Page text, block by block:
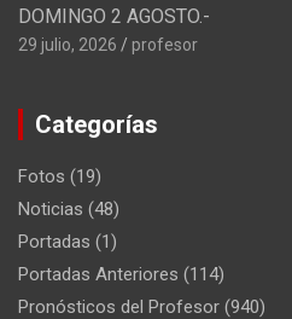
DOMINGO 2 AGOSTO.-
29 julio, 2026 profesor
Categorías
Fotos (19)
Noticias (48)
Portadas (1)
Portadas Anteriores (114)
Pronósticos del Profesor (940)